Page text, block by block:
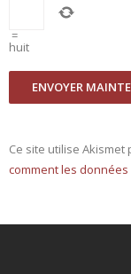
=
huit
Ce site utilise
comment les